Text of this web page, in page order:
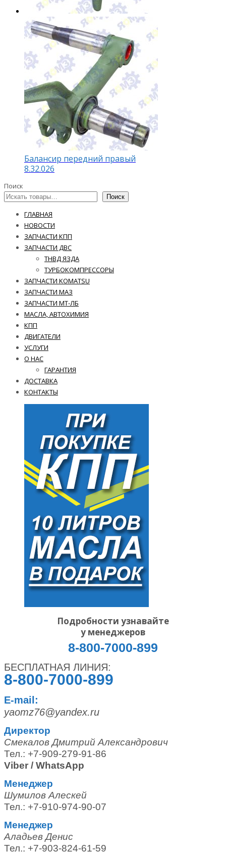
Балансир передний правый
8.32.026
Поиск
Поиск
ГЛАВНАЯ
НОВОСТИ
ЗАПЧАСТИ КПП
ЗАПЧАСТИ ДВС
ТНВД ЯЗДА
ТУРБОКОМПРЕССОРЫ
ЗАПЧАСТИ KOMATSU
ЗАПЧАСТИ МАЗ
ЗАПЧАСТИ МТ-ЛБ
МАСЛА, АВТОХИМИЯ
КПП
ДВИГАТЕЛИ
УСЛУГИ
О НАС
ГАРАНТИЯ
ДОСТАВКА
КОНТАКТЫ
Подробности узнавайте
у менеджеров
8-800-7000-899
БЕСПЛАТНАЯ ЛИНИЯ:
8-800-7000-899
E-mail:
yaomz76@yandex.ru
Директор
Смекалов Дмитрий Александрович
Тел.: +7-909-279-91-86
Viber / WhatsApp
Менеджер
Шумилов Алескей
Тел.: +7-910-974-90-07
Менеджер
Аладьев Денис
Тел.: +7-903-824-61-59